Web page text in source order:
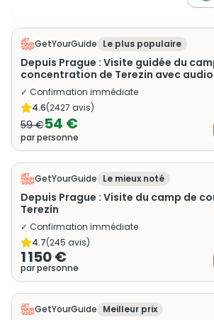
GetYourGuide Le plus populaire
Depuis Prague : Visite guidée du
concentration de Terezin avec
✓ Confirmation immédiate
4.6(2427 avis)
59 €54 €
par personne
GetYourGuide Le mieux noté
Depuis Prague : Visite du camp de
Terezín
✓ Confirmation immédiate
4.7(245 avis)
1 150 €
par personne
GetYourGuide Meilleur prix